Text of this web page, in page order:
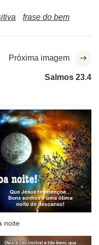
frase do bem
Próxima imagem
Salmos 23.4
noite